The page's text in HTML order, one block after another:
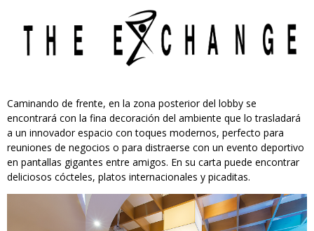
Caminando de frente, en la zona posterior del lobby se
encontrará con la fina decoración del ambiente que lo trasladará
a un innovador espacio con toques modernos, perfecto para
reuniones de negocios o para distraerse con un evento deportivo
en pantallas gigantes entre amigos. En su carta puede encontrar
deliciosos cócteles, platos internacionales y picaditas.